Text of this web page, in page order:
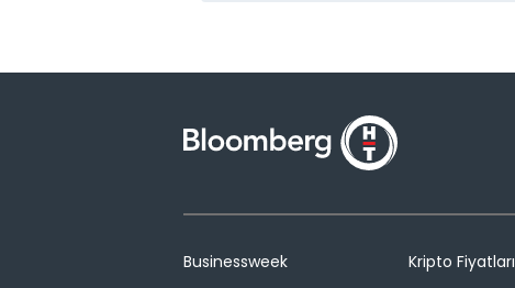
Businessweek
Kripto Fiyatları